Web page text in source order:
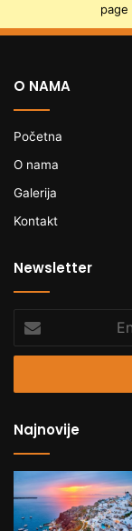
O NAMA
Početna
O nama
Galerija
Kontakt
Newsletter
your
Email
Najnovije